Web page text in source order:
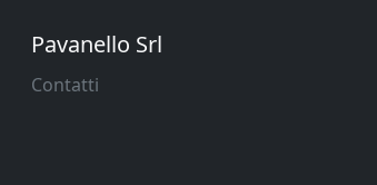
Pavanello Srl
Contatti